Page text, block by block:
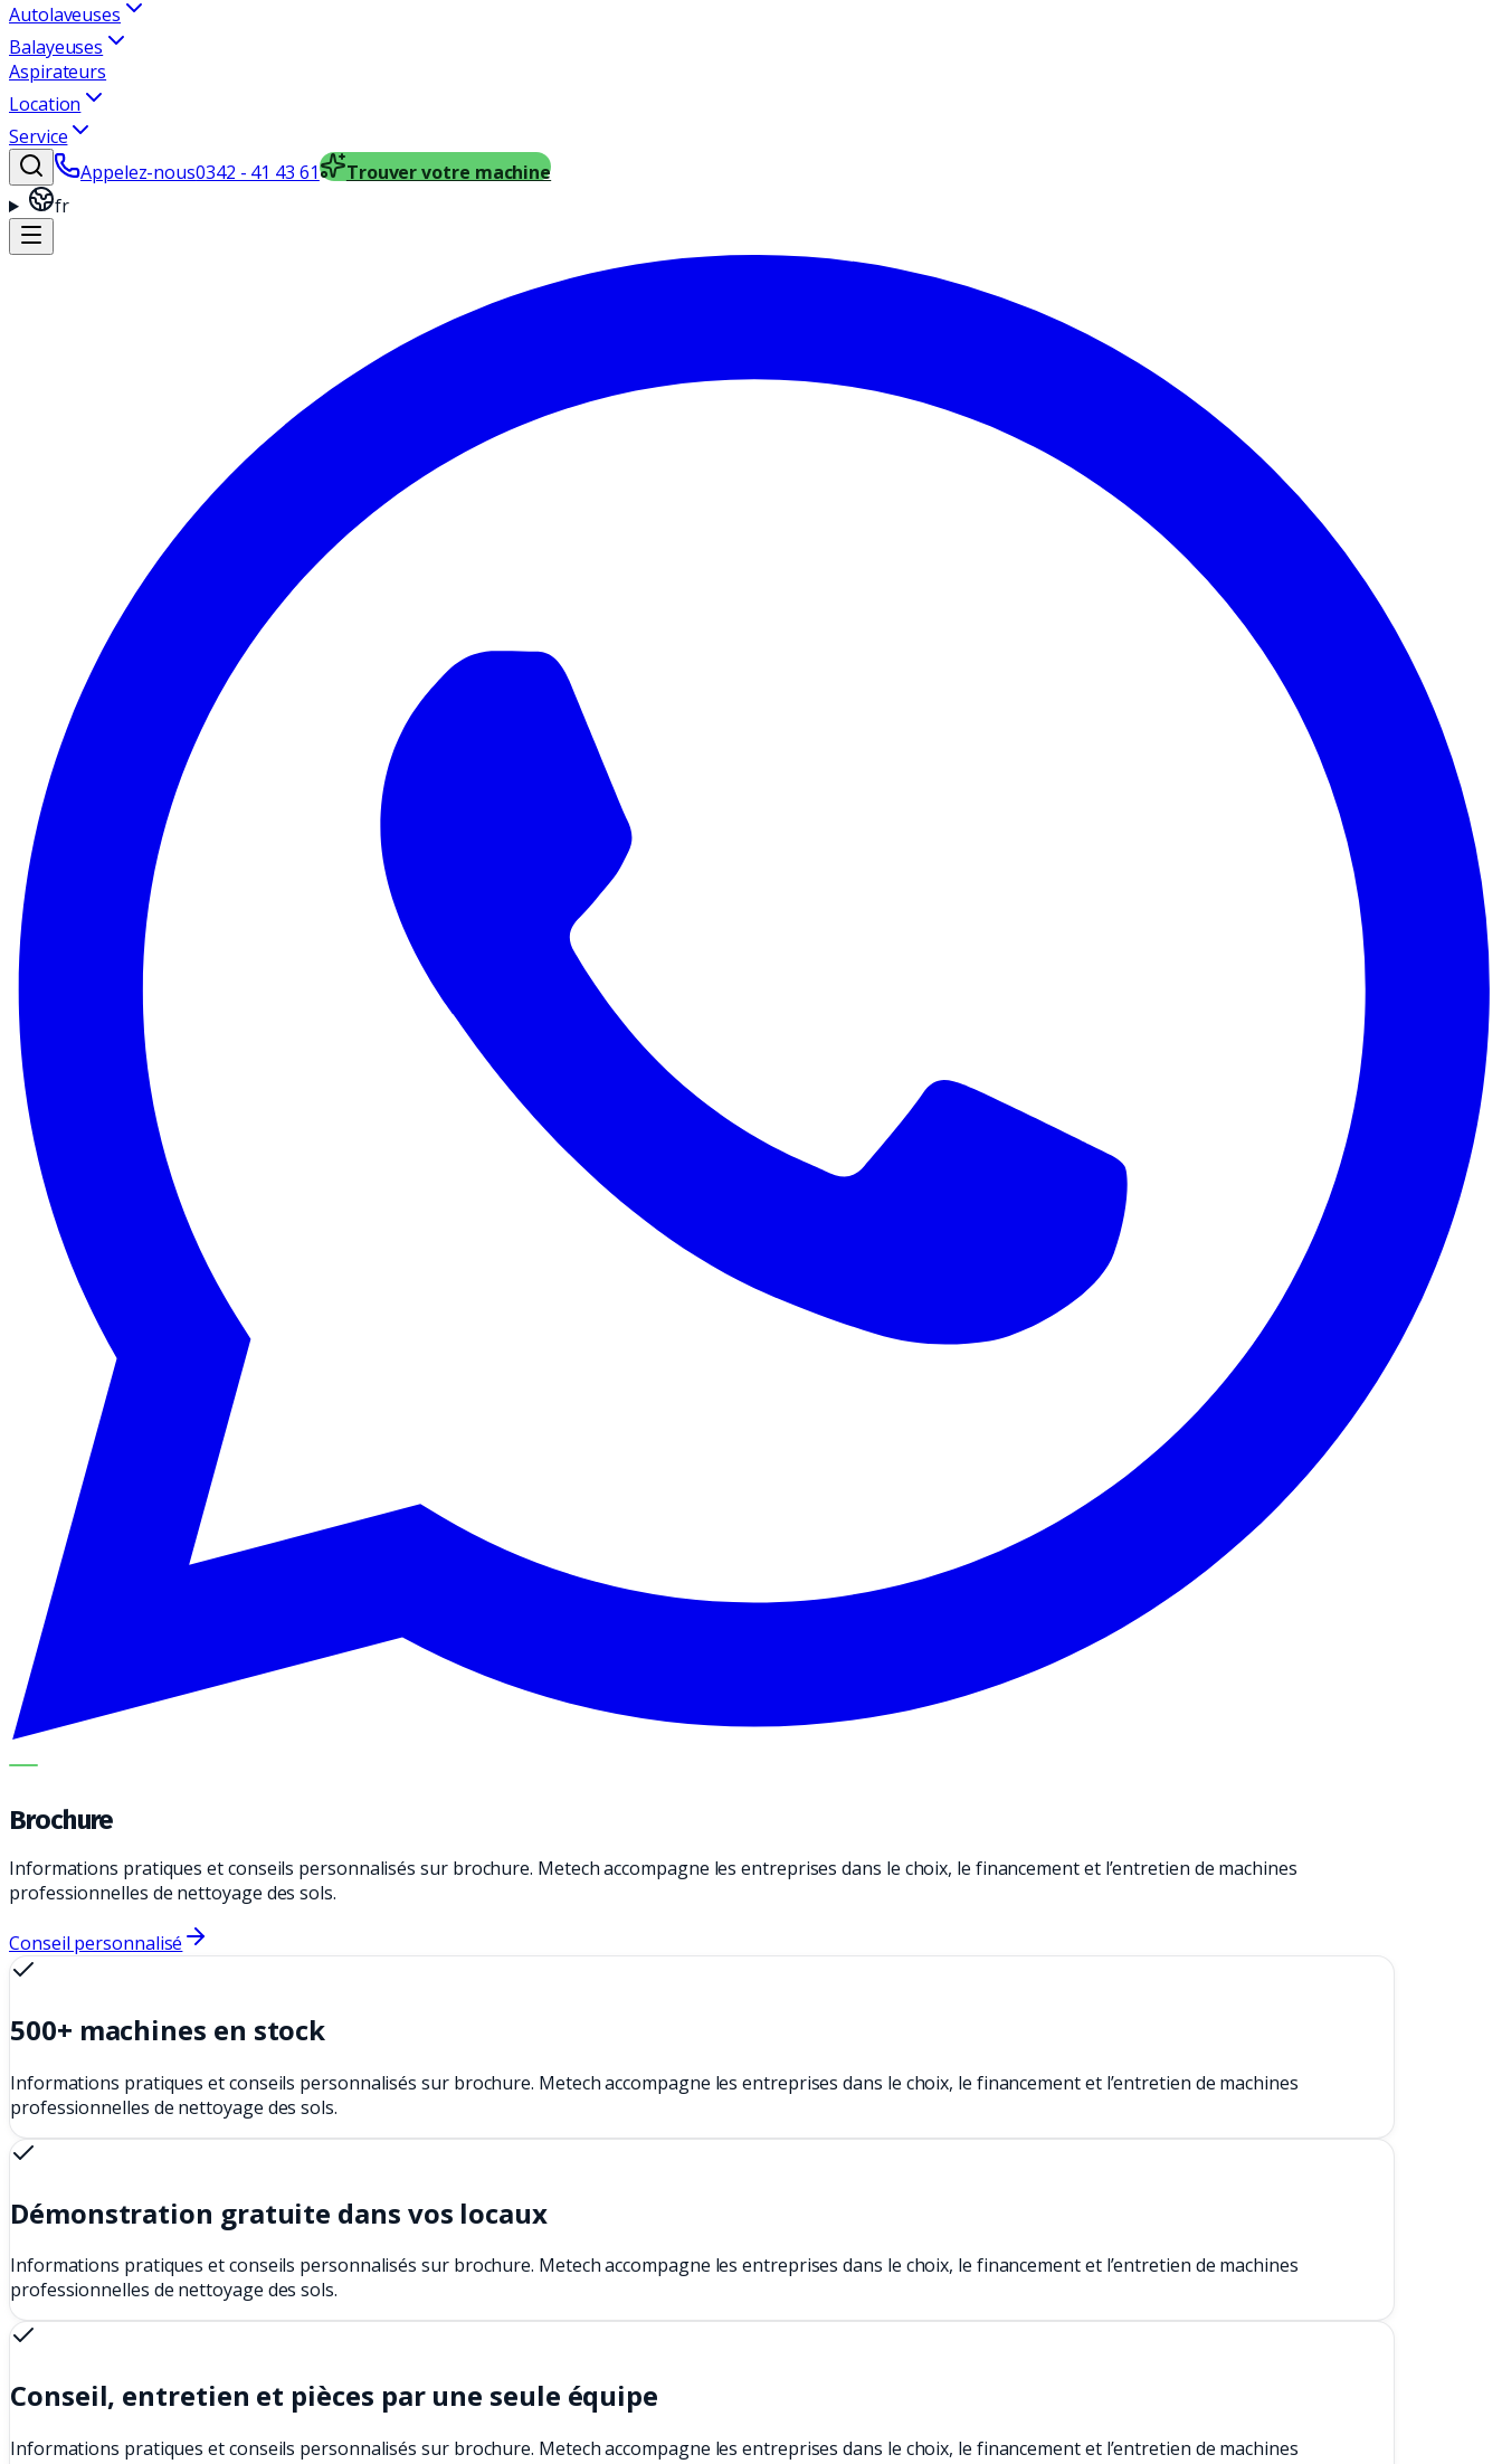
Autolaveuses
Balayeuses
Aspirateurs
Location
Service
Appelez-nous0342 - 41 43 61
Trouver votre machine
fr
METECH
Brochure
Informations pratiques et conseils personnalisés sur brochure. Metech accompagne les entreprises dans le choix, le financement et l’entretien de machines
professionnelles de nettoyage des sols.
Conseil personnalisé
500+ machines en stock
Informations pratiques et conseils personnalisés sur brochure. Metech accompagne les entreprises dans le choix, le financement et l’entretien de machines
professionnelles de nettoyage des sols.
Démonstration gratuite dans vos locaux
Informations pratiques et conseils personnalisés sur brochure. Metech accompagne les entreprises dans le choix, le financement et l’entretien de machines
professionnelles de nettoyage des sols.
Conseil, entretien et pièces par une seule équipe
Informations pratiques et conseils personnalisés sur brochure. Metech accompagne les entreprises dans le choix, le financement et l’entretien de machines